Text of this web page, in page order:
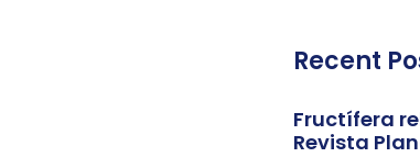
Recent
Fructífera
Revista